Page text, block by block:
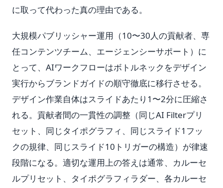
に取って代わった真の理由である。
大規模パブリッシャー運用（10〜30人の貢献者、専
任コンテンツチーム、エージェンシーサポート）に
とって、AIワークフローはボトルネックをデザイン
実行からブランドガイドの順守徹底に移行させる。
デザイン作業自体はスライドあたり1〜2分に圧縮さ
れる。貢献者間の一貫性の調整（同じAI Filterプリ
セット、同じタイポグラフィ、同じスライド1フッ
クの規律、同じスライド10トリガーの構造）が律速
段階になる。適切な運用上の答えは通常、カルーセ
ルプリセット、タイポグラフィラダー、各カルーセ